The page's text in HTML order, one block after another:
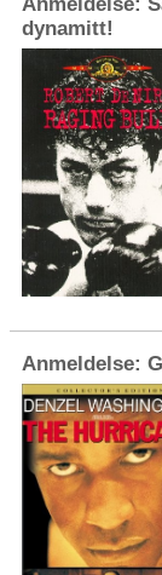
dynamitt!
Anmeldelse: